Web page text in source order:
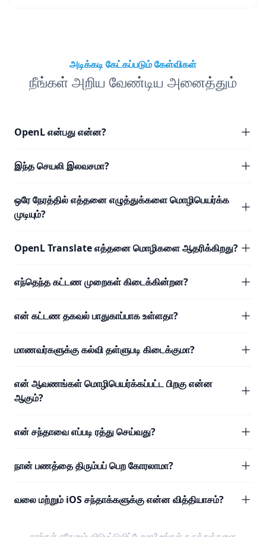
அடிக்கடி கேட்கப்படும் கேள்விகள்
நீங்கள் அறிய வேண்டிய அனைத்தும்
OpenL என்பது என்ன?
இந்த செயலி இலவசமா?
ஒரே நேரத்தில் எத்தனை எழுத்துக்களை மொழிபெயர்க்க
முடியும்?
OpenL Translate எத்தனை மொழிகளை ஆதரிக்கிறது?
எந்தெந்த கட்டண முறைகள் கிடைக்கின்றன?
என் கட்டண தகவல் பாதுகாப்பாக உள்ளதா?
மாணவர்களுக்கு கல்வி தள்ளுபடி கிடைக்குமா?
என் ஆவணங்கள் மொழிபெயர்க்கப்பட்ட பிறகு என்ன
ஆகும்?
என் சந்தாவை எப்படி ரத்து செய்வது?
நான் பணத்தை திரும்பப் பெற கோரலாமா?
வலை மற்றும் iOS சந்தாக்களுக்கு என்ன வித்தியாசம்?